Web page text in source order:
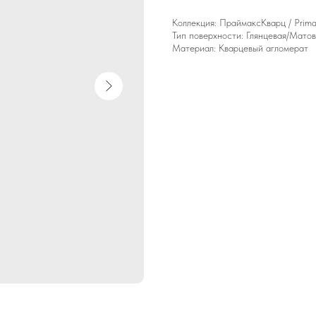
Коллекция: ПраймаксКварц /
Тип поверхности: Глянцевая/
Материал: Кварцевый агломерат